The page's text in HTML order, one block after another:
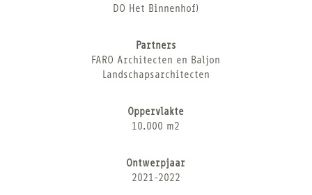
DO Het Binnenhof)
Partners
FARO Architecten en Baljon
Landschapsarchitecten
Oppervlakte
10.000 m2
Ontwerpjaar
2021-2022